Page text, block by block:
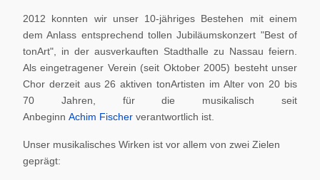
2012 konnten wir unser 10-jähriges Bestehen mit einem
dem Anlass entsprechend tollen Jubiläumskonzert "Best of
tonArt", in der ausverkauften Stadthalle zu Nassau feiern.
Als eingetragener Verein (seit Oktober 2005) besteht unser
Chor derzeit aus 26 aktiven tonArtisten im Alter von 20 bis
70 Jahren, für die musikalisch seit
Anbeginn Achim Fischer verantwortlich ist.
Unser musikalisches Wirken ist vor allem von zwei Zielen
geprägt: